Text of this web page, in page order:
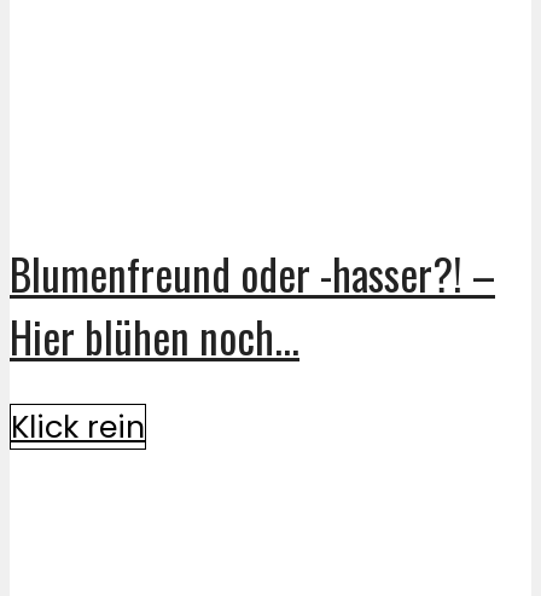
Blumenfreund oder -hasser?! –
Hier blühen noch...
Klick rein